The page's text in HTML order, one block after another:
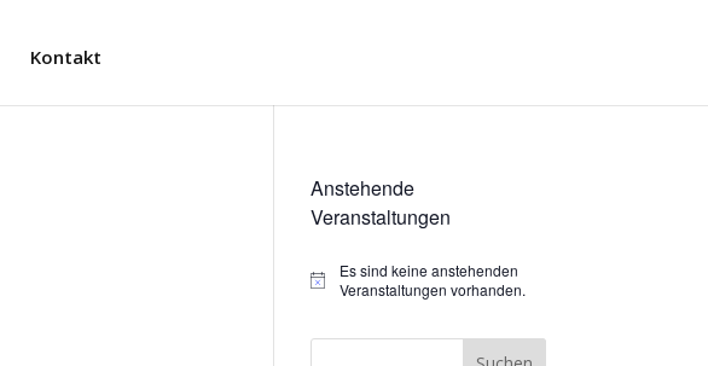
Kontakt
Anstehende
Veranstaltungen
Hinweis
Es sind keine anstehenden
Veranstaltungen vorhanden.